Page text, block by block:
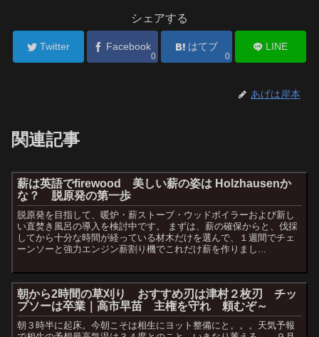
シェアする
Twitter Facebook
0
はてブ
0
LINE
あげは岸本
関連記事
薪は英語でfirewood 美しい薪の姿は Holzhausenか
な？ 脱原発の第一歩
脱原発を目指して、暖炉・薪ストーブ・ウッドボイラーおよび新し
い直焚き風呂の導入を検討中です。 まずは、薪の確保からと、伐採
してから十分な時間が経っている材木だけを選んで、１週間でチェ
ーンソーと強力エンジン薪割り機でこれだけ薪を作りまし...
朝から2時間の草刈り おすすめ刃は津村２枚刃 チッ
プソーは卒業｜高市早苗 主権を守れ 頼むぞ～
朝３時半に起床。今朝こそは相生にヨット整備にと。。。天気予報